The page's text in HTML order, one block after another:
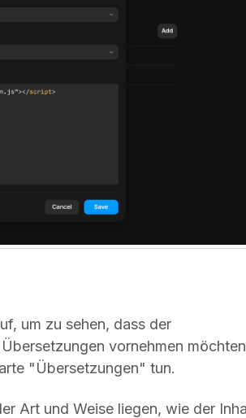
um zu sehen, dass der
vornehmen
"Übersetzungen" tun.
Art und Weise liegen, wie der